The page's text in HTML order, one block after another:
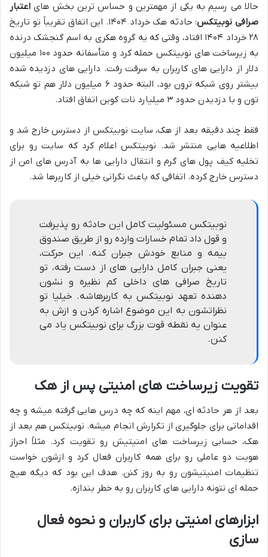
حالا می رسیم به یکی از مهمترین و حساس ترین بخش های اعتبار
صرافی نوبیتکس
: حادثه هک خرداد ۱۴۰۴. این اتفاق تقریباً تو تاریخ
۲۸ خرداد ۱۴۰۴ افتاد، وقتی که یه گروه هکری به اسم گنجشک درنده
به زیرساخت های نوبیتکس حمله کرد و متأسفانه حدود ۱۰۰ میلیون
دلار از دارایی های کاربران به سرقت رفت. دارایی های دزدیده شده
بیشتر روی شبکه ترون بود، البته حدود ۶ میلیون دلار هم تو شبکه
تون و با دزدیدن حدود ۳ میلیارد نات کوین اتفاق افتاد.
فقط چند دقیقه بعد از هک، سایت نوبیتکس از دسترس خارج شد و
اطلاعیه هایی منتشر شد. نوبیتکس اعلام کرد که سایت رو برای
تخلیه کیف پول های گرم و انتقال دارایی ها به آدرس های امن از
دسترس خارج کرده. اتفاقی که باعث نگرانی خیلی از کاربرها شد.
نوبیتکس مسئولیت کامل این حادثه رو پذیرفت
و قول داد تمام خسارات وارده رو از طریق صندوق
بیمه و منابع خودش جبران کنه. این حرکت،
یعنی جبران کامل دارایی های از دست رفته، تو
تاریخ صرافی های داخلی کم نظیره و نشون
دهنده تعهد نوبیتکس به کاربرهاشه. خیلیا تو
نظراتشون به این موضوع اشاره کردن و ازش به
عنوان یه نقطه قوت بزرگ برای نوبیتکس یاد می
کنن.
تقویت زیرساخت های امنیتی پس از هک
بعد از هر حادثه ای، مهم اینه که چه درس هایی گرفته میشه و چه
اقداماتی برای جلوگیری از تکرارش انجام میشه. نوبیتکس هم بعد از
هک، حسابی زیرساخت های امنیتیش رو تقویت کرد. مثلاً احراز
هویت دو عاملی رو برای همه کاربران فعال کرد و ازشون خواست
تنظیمات امنیتیشون رو به روز کنن. هدف این بود که دیگه هیچ
حمله ای نتونه دارایی های کاربران رو به خطر بندازه.
ابزارهای امنیتی برای کاربران و نحوه فعال
سازی